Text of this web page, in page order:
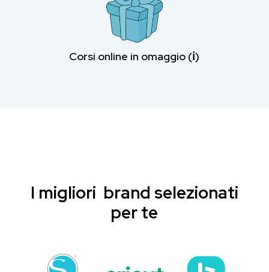
Corsi online in omaggio (ℹ︎)
I migliori brand selezionati
per te